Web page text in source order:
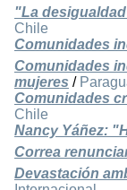
"La
Chile
Comunidades
Comunidades
mujeres /
Comunidades
Chile
Nancy Yáñez:
Correa
Devastación